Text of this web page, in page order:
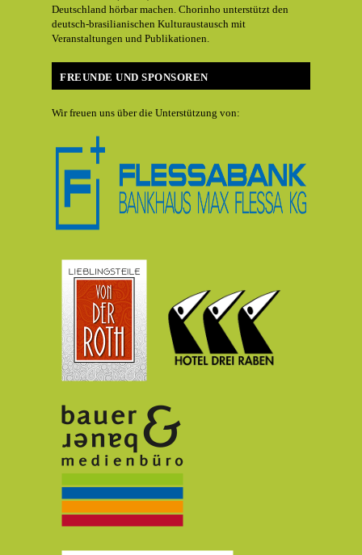
Deutschland hörbar machen. Chorinho unterstützt den
deutsch-brasilianischen Kulturaustausch mit
Veranstaltungen und Publikationen.
FREUNDE UND SPONSOREN
Wir freuen uns über die Unterstützung von: